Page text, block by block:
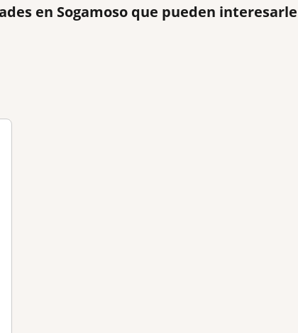
en Sogamoso que pueden interesarle